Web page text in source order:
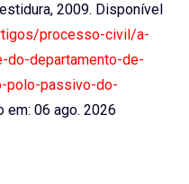
2009. Disponível
processo-civil/a-
do-departamento-de-
polo-passivo-do-
em: 06 ago. 2026